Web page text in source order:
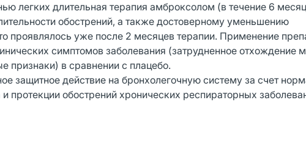
легких длительная терапия амброксолом (в течение 6
обострений, а также достоверному уменьшению
проявлялось уже после 2 месяцев терапии. Применение
симптомов заболевания (затрудненное отхождение
признаки) в сравнении с плацебо.
защитное действие на бронхолегочную систему за счет
протекции обострений хронических респираторных